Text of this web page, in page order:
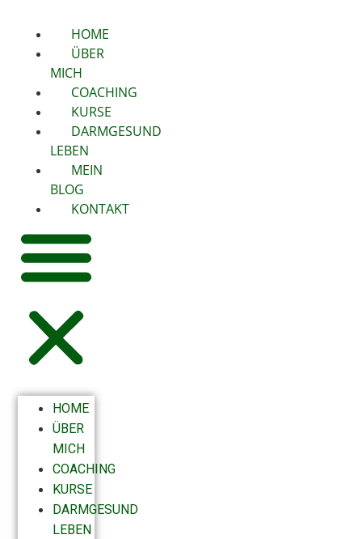
HOME
ÜBER
MICH
COACHING
KURSE
DARMGESUND
LEBEN
MEIN
BLOG
KONTAKT
HOME
ÜBER
MICH
COACHING
KURSE
DARMGESUND
LEBEN